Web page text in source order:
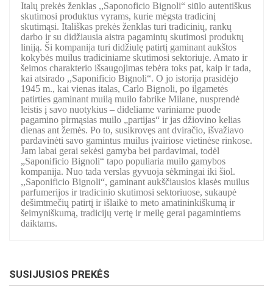
Italų prekės ženklas ,,Saponoficio Bignoli“ siūlo autentiškus
skutimosi produktus vyrams, kurie mėgsta tradicinį
skutimąsi. Itališkas prekės ženklas turi tradicinių, rankų
darbo ir su didžiausia aistra pagamintų skutimosi produktų
liniją. Ši kompanija turi didžiulę patirtį gaminant aukštos
kokybės muilus tradiciniame skutimosi sektoriuje. Amato ir
šeimos charakterio išsaugojimas tebėra toks pat, kaip ir tada,
kai atsirado ,,Saponificio Bignoli“. O jo istorija prasidėjo
1945 m., kai vienas italas, Carlo Bignoli, po ilgametės
patirties gaminant muilą muilo fabrike Milane, nusprendė
leistis į savo nuotykius – dideliame variniame puode
pagamino pirmąsias muilo „partijas“ ir jas džiovino kelias
dienas ant žemės. Po to, susikrovęs ant dviračio, išvažiavo
pardavinėti savo gamintus muilus įvairiose vietinėse rinkose.
Jam labai gerai sekėsi gamyba bei pardavimai, todėl
„Saponificio Bignoli“ tapo populiaria muilo gamybos
kompanija. Nuo tada verslas gyvuoja sėkmingai iki šiol.
,,Saponificio Bignoli“, gaminant aukščiausios klasės muilus
parfumerijos ir tradicinio skutimosi sektoriuose, sukaupė
dešimtmečių patirtį ir išlaikė to meto amatininkiškumą ir
šeimyniškumą, tradicijų vertę ir meilę gerai pagamintiems
daiktams.
SUSIJUSIOS PREKĖS